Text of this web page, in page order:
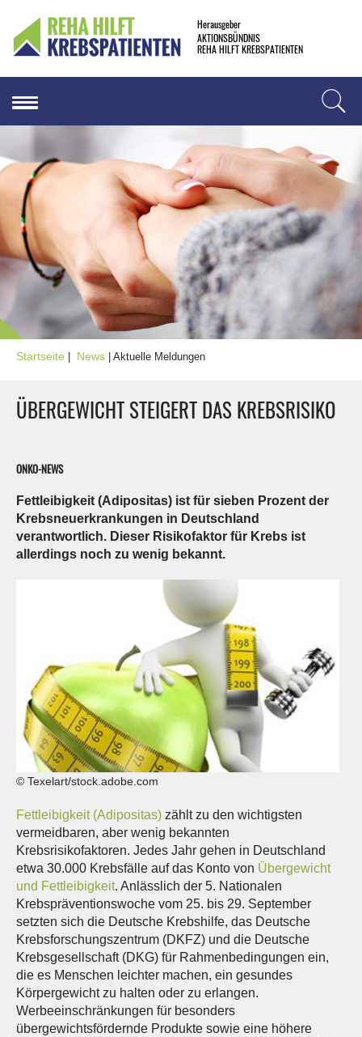
Herausgeber
AKTIONSBÜNDNIS
REHA HILFT KREBSPATIENTEN
Startseite News | Aktuelle Meldungen
ÜBERGEWICHT STEIGERT DAS KREBSRISIKO
ONKO-NEWS
Fettleibigkeit (Adipositas) ist für sieben Prozent der
Krebsneuerkrankungen in Deutschland
verantwortlich. Dieser Risikofaktor für Krebs ist
allerdings noch zu wenig bekannt.
© Texelart/stock.adobe.com
Fettleibigkeit (Adipositas) zählt zu den wichtigsten
vermeidbaren, aber wenig bekannten
Krebsrisikofaktoren. Jedes Jahr gehen in Deutschland
etwa 30.000 Krebsfälle auf das Konto von Übergewicht
und Fettleibigkeit. Anlässlich der 5. Nationalen
Krebspräventionswoche vom 25. bis 29. September
setzten sich die Deutsche Krebshilfe, das Deutsche
Krebsforschungszentrum (DKFZ) und die Deutsche
Krebsgesellschaft (DKG) für Rahmenbedingungen ein,
die es Menschen leichter machen, ein gesundes
Körpergewicht zu halten oder zu erlangen.
Werbeeinschränkungen für besonders
übergewichtsfördernde Produkte sowie eine höhere